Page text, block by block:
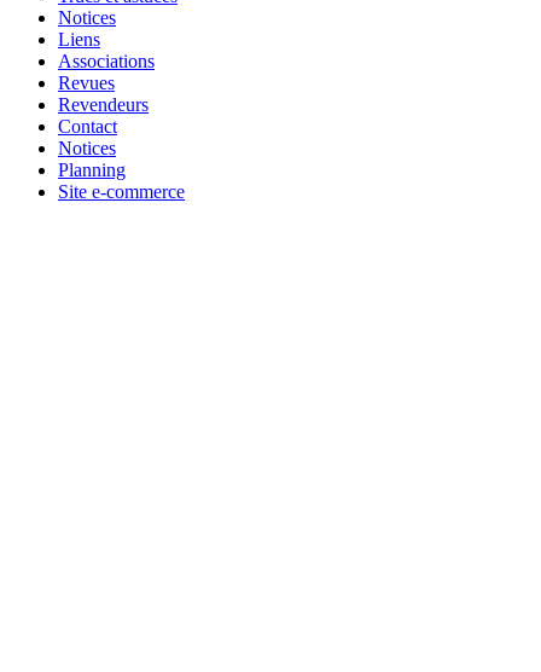
Notices
Liens
Associations
Revues
Revendeurs
Contact
Notices
Planning
Site e-commerce